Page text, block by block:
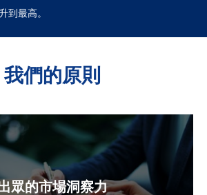
到最高。
我們的原則
眾的市場洞察力